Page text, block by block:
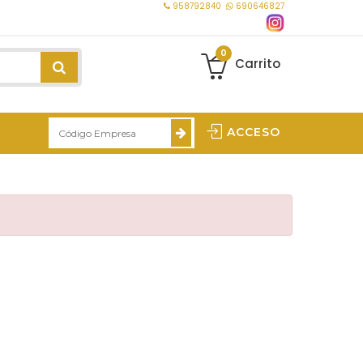
958792840 690646827
0
Carrito
ACCESO